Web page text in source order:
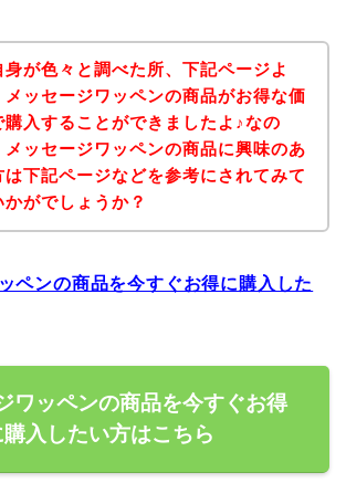
身が色々と調べた所、下記ページよ
メッセージワッペンの商品がお得な価
購入することができましたよ♪なの
メッセージワッペンの商品に興味のあ
は下記ページなどを参考にされてみて
かがでしょうか？
ペンの商品を今すぐお得に購入した
ワッペンの商品を今すぐお得
購入したい方はこちら